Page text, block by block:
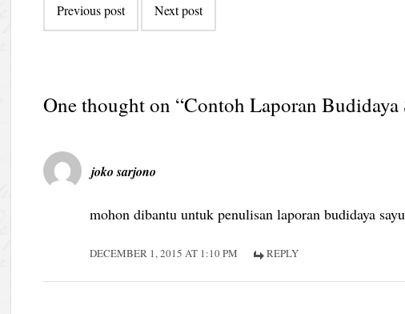
navigation
Previous post Next post
One thought on “Contoh Laporan Budidaya
joko sarjono
mohon dibantu untuk penulisan laporan budidaya
DECEMBER 1, 2015 AT 1:10 PM REPLY